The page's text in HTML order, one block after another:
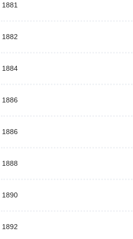
1881
1882
1884
1886
1886
1888
1890
1892